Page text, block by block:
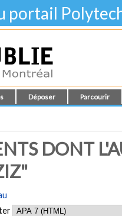
portail
Déposer Parcourir
DONT